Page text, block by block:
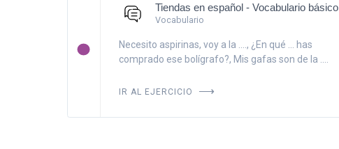
Tiendas en español - Vocabulario básico
Vocabulario
Necesito aspirinas, voy a la ...., ¿En qué ... has
comprado ese bolígrafo?, Mis gafas son de la ....
IR AL EJERCICIO